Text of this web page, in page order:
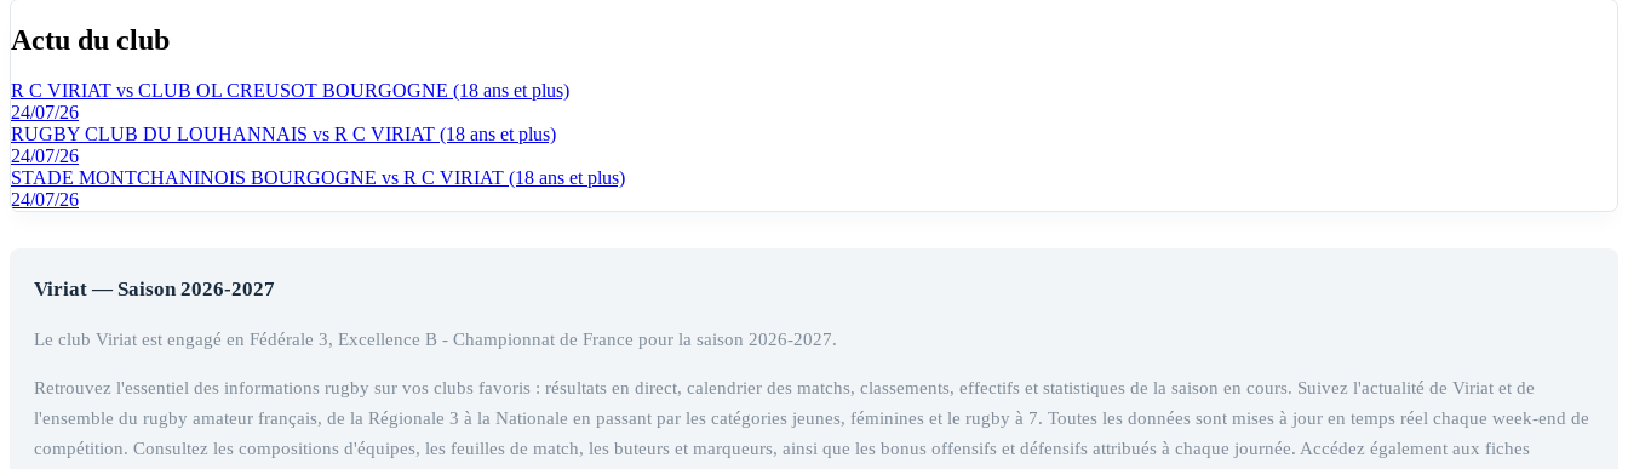
Actu du club
R C VIRIAT vs CLUB OL CREUSOT BOURGOGNE (18 ans et plus)
24/07/26
RUGBY CLUB DU LOUHANNAIS vs R C VIRIAT (18 ans et plus)
24/07/26
STADE MONTCHANINOIS BOURGOGNE vs R C VIRIAT (18 ans et plus)
24/07/26
Viriat — Saison 2026-2027
Le club Viriat est engagé en Fédérale 3, Excellence B - Championnat de France pour la saison 2026-2027.
Retrouvez l'essentiel des informations rugby sur vos clubs favoris : résultats en direct, calendrier des matchs, classements, effectifs et statistiques de la saison en cours. Suivez l'actualité de Viriat et de
l'ensemble du rugby amateur français, de la Régionale 3 à la Nationale en passant par les catégories jeunes, féminines et le rugby à 7. Toutes les données sont mises à jour en temps réel chaque week-end de
compétition. Consultez les compositions d'équipes, les feuilles de match, les buteurs et marqueurs, ainsi que les bonus offensifs et défensifs attribués à chaque journée. Accédez également aux fiches